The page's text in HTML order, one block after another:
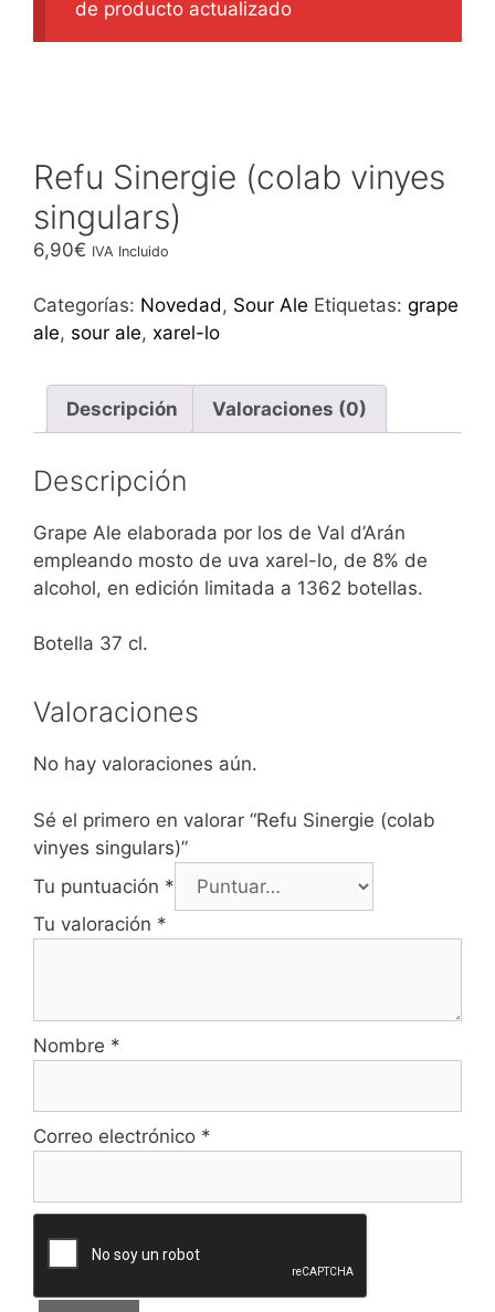
de producto actualizado
Refu Sinergie (colab vinyes
singulars)
6,90€ IVA Incluido
Categorías: Novedad, Sour Ale Etiquetas: grape
ale, sour ale, xarel-lo
Descripción Valoraciones (0)
Descripción
Grape Ale elaborada por los de Val d’Arán
empleando mosto de uva xarel-lo, de 8% de
alcohol, en edición limitada a 1362 botellas.
Botella 37 cl.
Valoraciones
No hay valoraciones aún.
Sé el primero en valorar “Refu Sinergie (colab
vinyes singulars)”
Tu puntuación *
Tu valoración *
Nombre *
Correo electrónico *